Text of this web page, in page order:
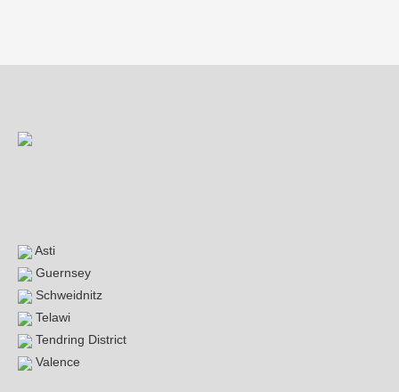
Asti
Guernsey
Schweidnitz
Telawi
Tendring District
Valence